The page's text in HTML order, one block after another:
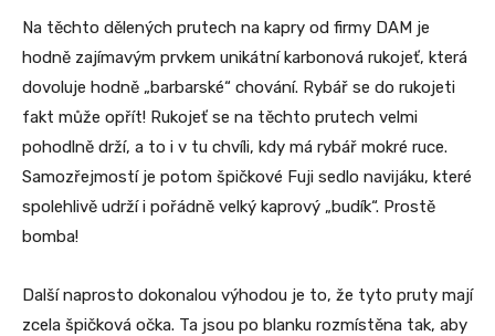
Na těchto dělených prutech na kapry od firmy DAM je
hodně zajímavým prvkem unikátní karbonová rukojeť, která
dovoluje hodně „barbarské“ chování. Rybář se do rukojeti
fakt může opřít! Rukojeť se na těchto prutech velmi
pohodlně drží, a to i v tu chvíli, kdy má rybář mokré ruce.
Samozřejmostí je potom špičkové Fuji sedlo navijáku, které
spolehlivě udrží i pořádně velký kaprový „budík“. Prostě
bomba!
Další naprosto dokonalou výhodou je to, že tyto pruty mají
zcela špičková očka. Ta jsou po blanku rozmístěna tak, aby